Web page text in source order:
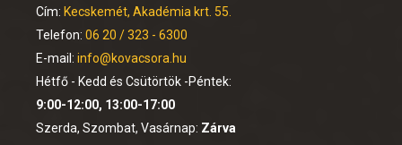
Cím: Kecskemét, Akadémia krt. 55.
Telefon: 06 20 / 323 - 6300
E-mail: info@kovacsora.hu
Hétfő - Kedd és Csütörtök -Péntek:
9:00-12:00, 13:00-17:00
Szerda, Szombat, Vasárnap: Zárva